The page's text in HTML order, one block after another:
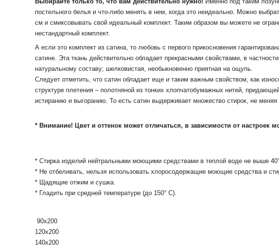
постельного белья и что-либо менять в нем, когда это неидеально. Можно
см и смиксовывать свой идеальный комплект. Таким образом вы можете не
нестандартный комплект.
А если это комплект из сатина, то любовь с первого прикосновения
сатине. Эта ткань действительно обладает прекрасными свойствами, в
натуральному составу; шелковистая, необыкновенно приятная на ощупь.
Следует отметить, что сатин обладает еще и таким важным свойством, как
структуре плетения – полотняной из тонких хлопчатобумажных нитей,
истиранию и выгоранию. То есть сатин выдерживает множество стирок, не
* Внимание! Цвет и оттенок может отличаться, в зависимости от настроек
* Cтирка изделий нейтральными моющими средствами в теплой воде не выше
* Не отбеливать, нельзя использовать хлоросодержащие моющие средства и
* Щадящие отжим и сушка.
* Гладить при средней температуре (до 150° С).
90х200
120х200
140х200